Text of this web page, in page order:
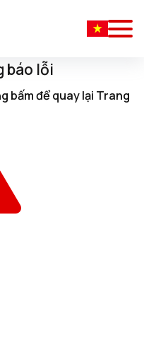
báo lỗi
bấmđể quay lại Trang